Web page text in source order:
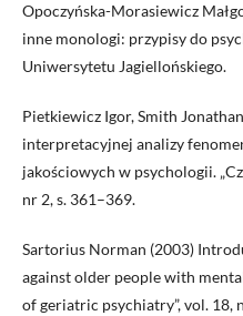
Opoczyńska-Morasiewicz
inne monologi: przypisy do
Uniwersytetu Jagiellońskiego.
Pietkiewicz Igor, Smith
interpretacyjnej analizy
jakościowych w psychologii.
nr 2, s. 361–369.
Sartorius Norman (2003)
against older people with
of geriatric psychiatry”, vol. 18,